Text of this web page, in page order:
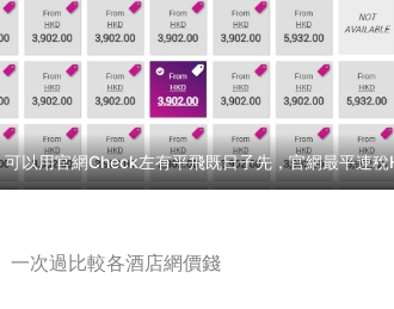
可以用官網Check左有平飛既日子先，官網最平連
一次過比較各酒店網價錢